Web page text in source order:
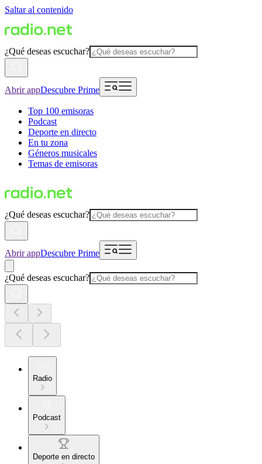
Saltar al contenido
¿Qué deseas escuchar?
Abrir appDescubre Prime
Top 100 emisoras
Podcast
Deporte en directo
En tu zona
Géneros musicales
Temas de emisoras
¿Qué deseas escuchar?
Abrir appDescubre Prime
¿Qué deseas escuchar?
Radio
Podcast
Deporte en directo